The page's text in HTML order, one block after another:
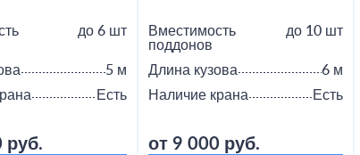
до 6 шт
5 м
Есть
руб.
Вместимость
поддонов
до 10 шт
Длина кузова
6 м
Наличие крана
Есть
от 9 000 руб.